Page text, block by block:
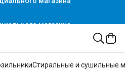
Стиральные и сушильные